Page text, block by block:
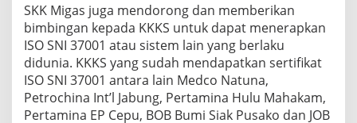
SKK Migas juga mendorong dan memberikan
bimbingan kepada KKKS untuk dapat menerapkan
ISO SNI 37001 atau sistem lain yang berlaku
didunia. KKKS yang sudah mendapatkan sertifikat
ISO SNI 37001 antara lain Medco Natuna,
Petrochina Int’l Jabung, Pertamina Hulu Mahakam,
Pertamina EP Cepu, BOB Bumi Siak Pusako dan JOB